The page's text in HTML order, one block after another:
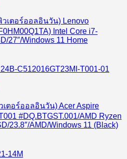
เตอร์ออลอินวัน) Lenovo
Intel Core i7-
27″/Windows 11 Home
ตอร์ออลอินวัน) Acer Aspire
#DQ.BTGST.001/AMD Ryzen
23.8″/AMD/Windows 11 (Black)